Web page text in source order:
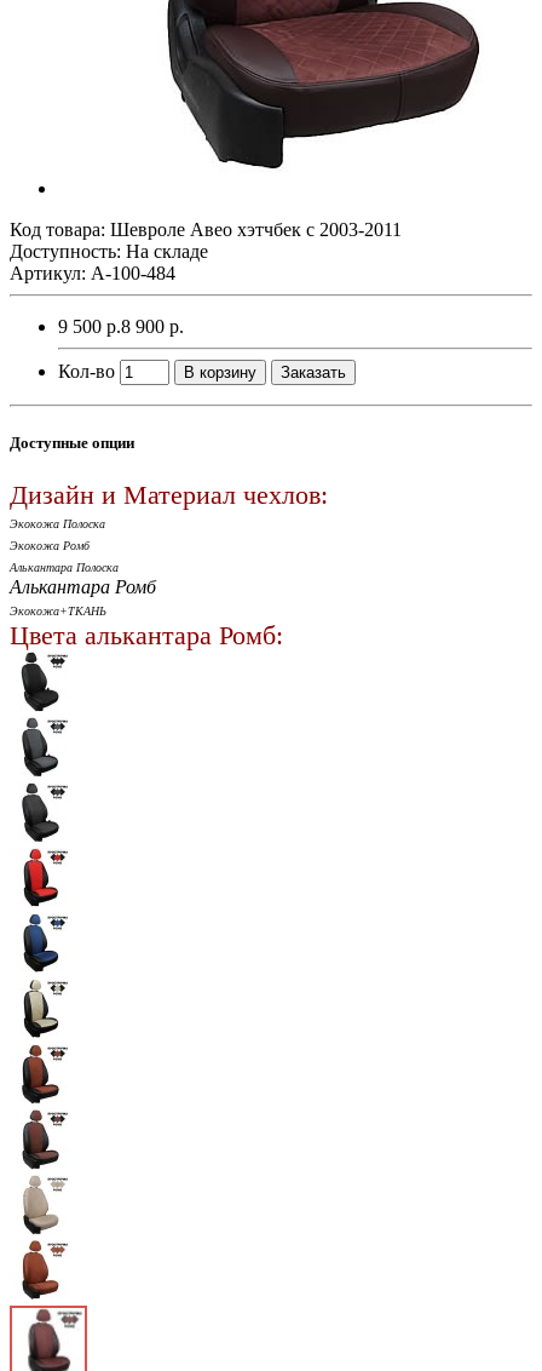
Код товара: Шевроле Авео хэтчбек с 2003-2011
Доступность: На складе
Артикул: A-100-484
9 500 р.8 900 р.
Кол-во В корзину Заказать
Доступные опции
Дизайн и Материал чехлов:
Экокожа Полоска
Экокожа Ромб
Алькантара Полоска
Алькантара Ромб
Экокожа+ТКАНЬ
Цвета алькантара Ромб: